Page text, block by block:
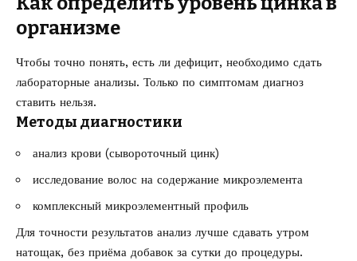
организме
Чтобы точно понять, есть ли дефицит, необходимо сдать
лабораторные анализы. Только по симптомам диагноз
ставить нельзя.
Методы диагностики
анализ крови (сывороточный цинк)
исследование волос на содержание микроэлемента
комплексный микроэлементный профиль
Для точности результатов анализ лучше сдавать утром
натощак, без приёма добавок за сутки до процедуры.